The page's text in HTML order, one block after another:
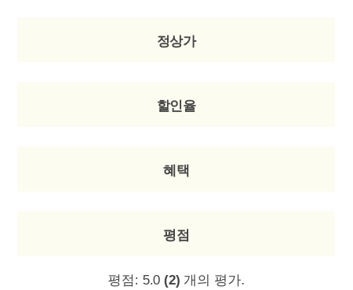
정상가
할인율
혜택
평점
평점: 5.0 (2) 개의 평가.